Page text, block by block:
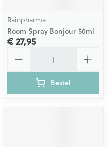
Rainpharma
Room Spray Bonjour 50ml
€ 27,95
Bestel